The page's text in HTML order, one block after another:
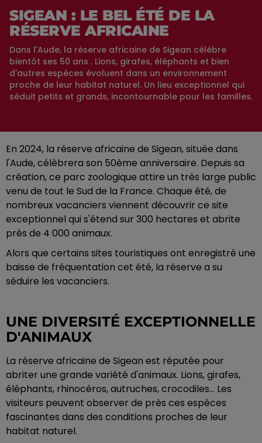
SIGEAN : LE BEL ÉTÉ DE LA
RÉSERVE AFRICAINE
Dans l'Aude, la réserve africaine de Sigean célèbre
bientôt ses 50 ans . Lions, girafes, éléphants et bien
d'autres espèces évoluent dans un environnement
proche de leur habitat naturel. Un lieu exceptionnel qui
séduit petits et grands, incontournable pour les familles.
En 2024, la réserve africaine de Sigean, située dans
l'Aude, célèbrera son 50ème anniversaire. Depuis sa
création, ce parc zoologique attire un très large public
venu de tout le Sud de la France. Chaque été, de
nombreux vacanciers viennent découvrir ce site
exceptionnel qui s'étend sur 300 hectares et abrite
près de 4 000 animaux.
Alors que certains sites touristiques ont enregistré une
baisse de fréquentation cet été, la réserve a su
séduire les vacanciers.
UNE DIVERSITÉ EXCEPTIONNELLE
D'ANIMAUX
La réserve africaine de Sigean est réputée pour
abriter une grande variété d'animaux. Lions, girafes,
éléphants, rhinocéros, autruches, crocodiles... Les
visiteurs peuvent observer de près ces espèces
fascinantes dans des conditions proches de leur
habitat naturel.